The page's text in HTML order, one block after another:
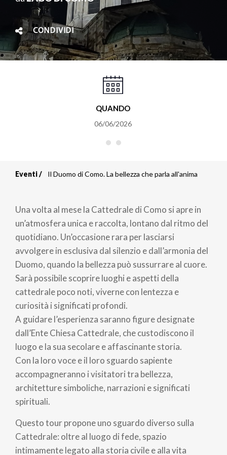
CONDIVIDI
QUANDO
06/06/2026
di
pane
Eventi Il Duomo di Como. La bellezza che parla all'anima
Una volta al mese la Cattedrale di Como si apre in
un’atmosfera unica e raccolta, lontano dal ritmo del
quotidiano. Un’occasione rara per lasciarsi
avvolgere in esclusiva dal silenzio e dall’armonia del
Duomo, quando la bellezza può sussurrare al cuore.
Sarà possibile scoprire luoghi e aspetti della
cattedrale poco noti, viverne con lentezza e
curiosità i significati profondi.
A guidare l’esperienza saranno figure designate
dall’Ente Chiesa Cattedrale, che custodiscono il
luogo e la sua secolare e affascinante storia.
Con la loro voce e il loro sguardo sapiente
accompagneranno i visitatori tra bellezza,
architetture simboliche, narrazioni e significati
spirituali.
Questo tour propone uno sguardo diverso sulla
Cattedrale: oltre al luogo di fede, spazio
intimamente legato alla storia civile e alla vita